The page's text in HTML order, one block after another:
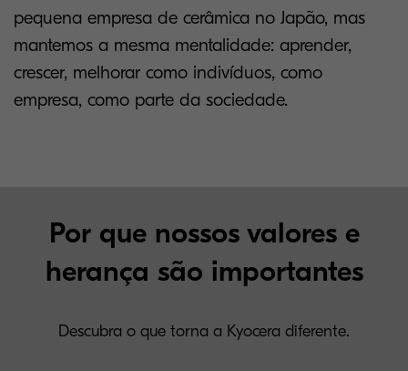
pequena empresa de cerâmica no Japão, mas
mantemos a mesma mentalidade: aprender,
crescer, melhorar como indivíduos, como
empresa, como parte da sociedade.
Por que nossos valores e
herança são importantes
Descubra o que torna a Kyocera diferente.